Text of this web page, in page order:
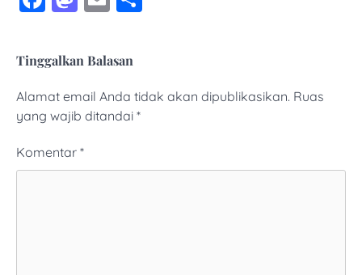
Tinggalkan Balasan
Alamat email Anda tidak akan dipublikasikan. Ruas
yang wajib ditandai *
Komentar *